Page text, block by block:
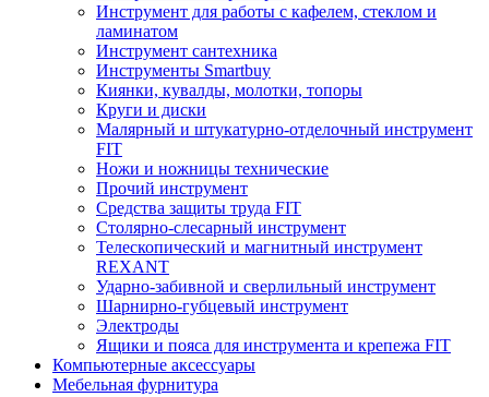
Инструмент для работы с кафелем, стеклом и
ламинатом
Инструмент сантехника
Инструменты Smartbuy
Киянки, кувалды, молотки, топоры
Круги и диски
Малярный и штукатурно-отделочный инструмент
FIT
Ножи и ножницы технические
Прочий инструмент
Средства защиты труда FIT
Столярно-слесарный инструмент
Телескопический и магнитный инструмент
REXANT
Ударно-забивной и сверлильный инструмент
Шарнирно-губцевый инструмент
Электроды
Ящики и пояса для инструмента и крепежа FIT
Компьютерные аксессуары
Мебельная фурнитура